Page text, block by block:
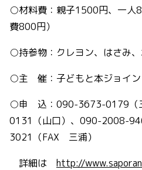
○材料費：親子1500円、一人
費800円）
○持参物：クレヨン、はさみ
○主 催：子どもと本ジョイン
○申 込：090-3673-0179（
0131（山口）、090-2008-
3021（FAX 三浦）
詳細は http://